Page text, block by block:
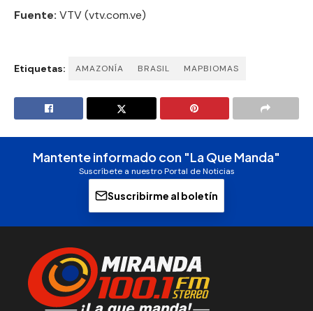
Fuente: VTV (vtv.com.ve)
Etiquetas: AMAZONÍA BRASIL MAPBIOMAS
Mantente informado con "La Que Manda"
Suscríbete a nuestro Portal de Noticias
Suscribirme al boletín